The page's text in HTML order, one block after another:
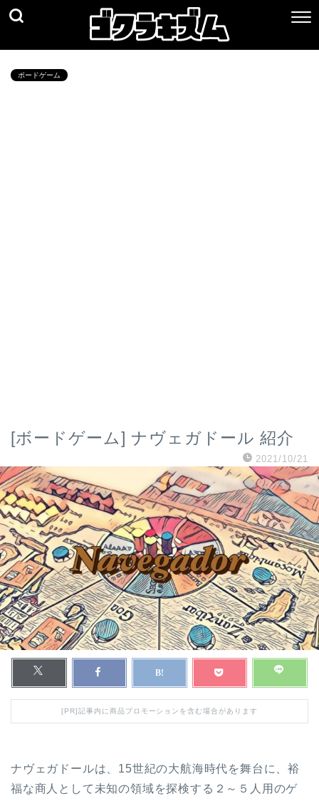
ボードゲーム
[ボードゲーム] ナヴェガドール 紹介
2021/10/21
[PR]記事内に商品プロモーションを含む場合があります
ナヴェガドールは、15世紀の大航海時代を舞台に、裕
福な商人として未知の領域を探検する２～５人用のゲ